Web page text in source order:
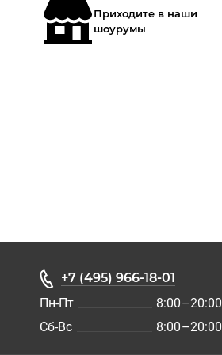
Приходите в наши
шоурумы
+7 (495) 966-18-01
Пн-Пт
8:00–20:00
Сб-Вс
8:00–20:00